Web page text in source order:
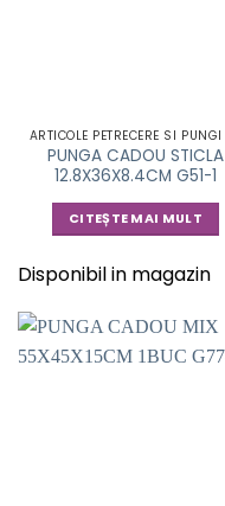
PUNGA CADOU STICLA
12.8X36X8.4CM G51-1
CITEȘTE MAI MULT
Disponibil in magazin